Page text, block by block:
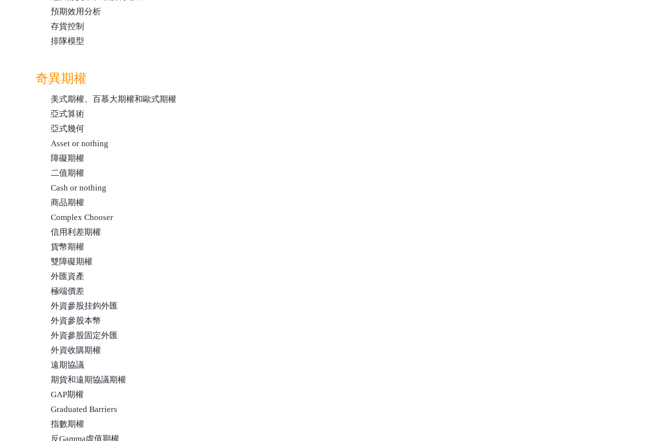
預期效用分析
存貨控制
排隊模型
奇異期權
美式期權、百慕大期權和歐式期權
亞式算術
亞式幾何
Asset or nothing
障礙期權
二值期權
Cash or nothing
商品期權
Complex Chooser
信用利差期權
貨幣期權
雙障礙期權
外匯資產
極端價差
外資參股挂鉤外匯
外資參股本幣
外資參股固定外匯
外資收購期權
遠期協議
期貨和遠期協議期權
GAP期權
Graduated Barriers
指數期權
反Gamma虛值期權